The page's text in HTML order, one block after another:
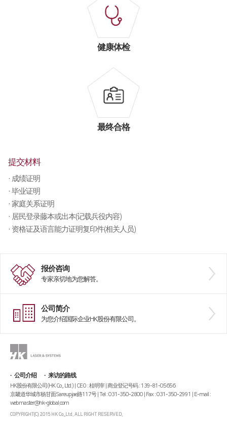
健康体检
最终合格
提交材料
· 成绩证明
· 毕业证明
· 家庭关系证明
· 居民登录藤本或出本(记载兵役内容)
· 资格证及语言能力证明复印件(相关人员)
报价咨询
专家亲切地为您解答。
公司简介
为您介绍国际企业HK股份有限公司。
公司介绍 来访的路线
HK股份有限公司(HK Co., Ltd.) | CEO : 桂明宰 | 商业登记号码 : 139-81-05656
京畿道华城市杨甘面Sareupjae路117号 | Tel : 031-350-2800 | Fax : 031-350-2991 | E-mail :
webmaster@hk-global.com
COPYRIGHT(C) 2015 HK Co.,Ltd. ALL RIGHT RESERVED.